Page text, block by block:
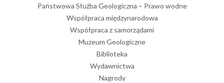
Państwowa Służba Geologiczna – Prawo wodne
Współpraca międzynarodowa
Współpraca z samorządami
Muzeum Geologiczne
Biblioteka
Wydawnictwa
Nagrody